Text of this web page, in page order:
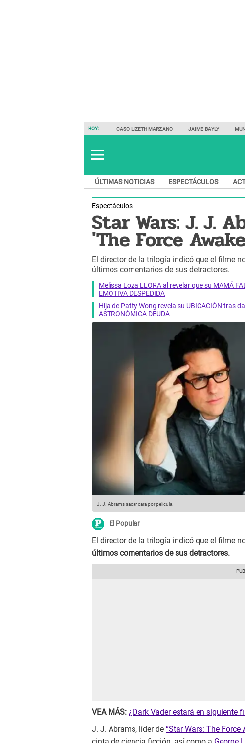
HOY: CASO LIZETH MARZANO JAIME BAYLY
ÚLTIMAS NOTICIAS ESPECTÁCULOS
Espectáculos
Star Wars: J. J.
'The Force
El director de la trilogía indicó que el filme
últimos comentarios de sus detractores.
Melissa Loza LLORA al revelar que su MAMÁ
EMOTIVA DESPEDIDA
Hija de Patty Wong revela su UBICACIÓN tras
ASTRONÓMICA DEUDA
J. J. Abrams sacar cara por película.
El Popular
El director de la trilogía indicó que el filme
últimos comentarios de sus detractores.
VEA MÁS: ¿Dark Vader estará en siguiente
J. J. Abrams, líder de “Star Wars: The Force